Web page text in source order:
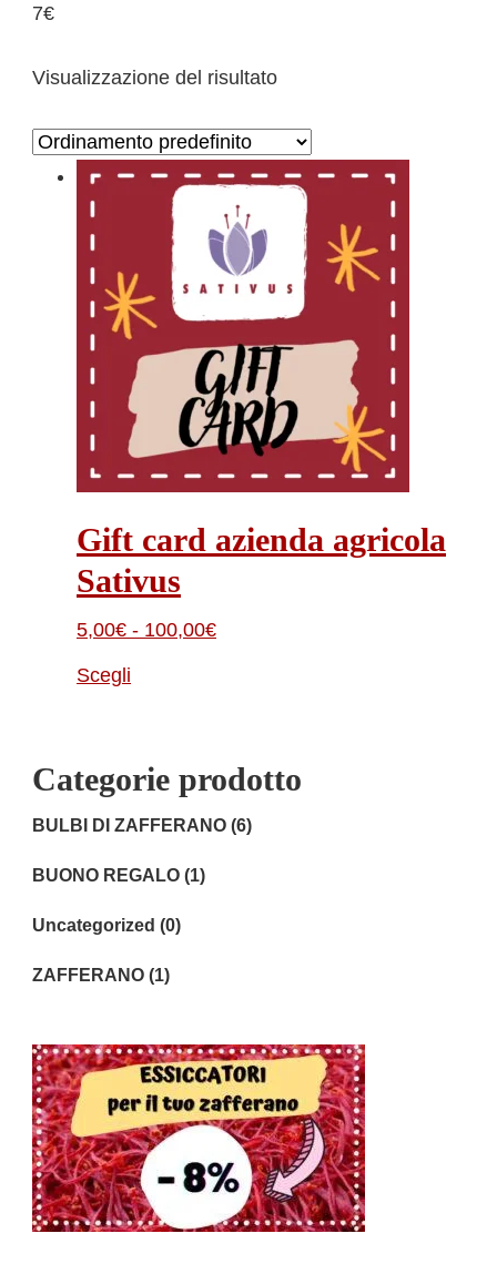
7€
Visualizzazione del risultato
Gift card azienda agricola
Sativus
5,00€ - 100,00€Fascia
5,00€
100,00€
Scegli
ha
Le
opzioni
essere
nella
pagina
prodotto
Categorie prodotto
BULBI DI ZAFFERANO (6)
BUONO REGALO (1)
Uncategorized (0)
ZAFFERANO (1)